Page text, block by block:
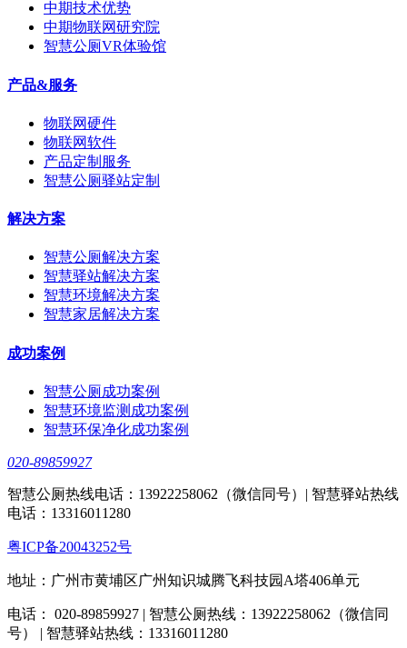
中期技术优势
中期物联网研究院
智慧公厕VR体验馆
产品&服务
物联网硬件
物联网软件
产品定制服务
智慧公厕驿站定制
解决方案
智慧公厕解决方案
智慧驿站解决方案
智慧环境解决方案
智慧家居解决方案
成功案例
智慧公厕成功案例
智慧环境监测成功案例
智慧环保净化成功案例
020-89859927
智慧公厕热线电话：13922258062（微信同号）| 智慧驿站热线
电话：13316011280
粤ICP备20043252号
地址：广州市黄埔区广州知识城腾飞科技园A塔406单元
电话： 020-89859927 | 智慧公厕热线：13922258062（微信同
号） | 智慧驿站热线：13316011280